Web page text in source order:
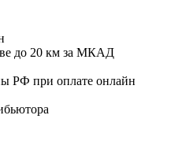
до 20 км за МКАД
РФ при оплате онлайн